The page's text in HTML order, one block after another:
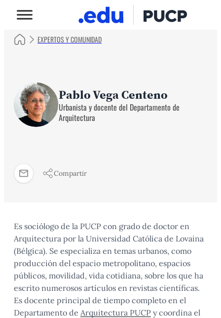
EXPERTOS Y COMUNIDAD
Pablo Vega Centeno
Urbanista y docente del Departamento de
Arquitectura
Compartir
Es sociólogo de la PUCP con grado de doctor en
Arquitectura por la Universidad Católica de Lovaina
(Bélgica). Se especializa en temas urbanos, como
producción del espacio metropolitano, espacios
públicos, movilidad, vida cotidiana, sobre los que ha
escrito numerosos artículos en revistas científicas.
Es docente principal de tiempo completo en el
Departamento de Arquitectura PUCP y coordina el